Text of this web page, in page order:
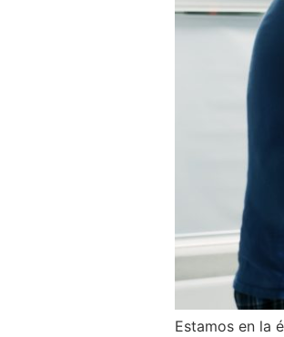
Estamos en la